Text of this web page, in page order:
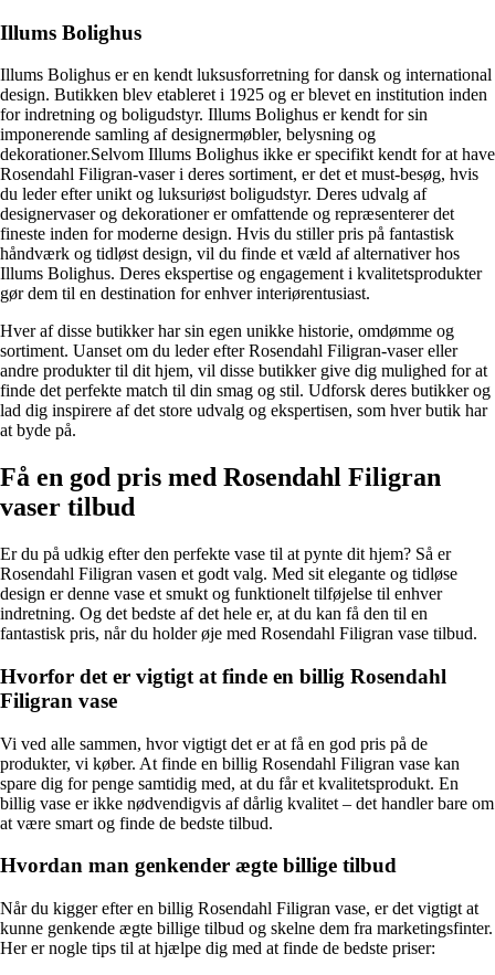
Illums Bolighus
Illums Bolighus er en kendt luksusforretning for dansk og international
design. Butikken blev etableret i 1925 og er blevet en institution inden
for indretning og boligudstyr. Illums Bolighus er kendt for sin
imponerende samling af designermøbler, belysning og
dekorationer.Selvom Illums Bolighus ikke er specifikt kendt for at have
Rosendahl Filigran-vaser i deres sortiment, er det et must-besøg, hvis
du leder efter unikt og luksuriøst boligudstyr. Deres udvalg af
designervaser og dekorationer er omfattende og repræsenterer det
fineste inden for moderne design. Hvis du stiller pris på fantastisk
håndværk og tidløst design, vil du finde et væld af alternativer hos
Illums Bolighus. Deres ekspertise og engagement i kvalitetsprodukter
gør dem til en destination for enhver interiørentusiast.
Hver af disse butikker har sin egen unikke historie, omdømme og
sortiment. Uanset om du leder efter Rosendahl Filigran-vaser eller
andre produkter til dit hjem, vil disse butikker give dig mulighed for at
finde det perfekte match til din smag og stil. Udforsk deres butikker og
lad dig inspirere af det store udvalg og ekspertisen, som hver butik har
at byde på.
Få en god pris med Rosendahl Filigran
vaser tilbud
Er du på udkig efter den perfekte vase til at pynte dit hjem? Så er
Rosendahl Filigran vasen et godt valg. Med sit elegante og tidløse
design er denne vase et smukt og funktionelt tilføjelse til enhver
indretning. Og det bedste af det hele er, at du kan få den til en
fantastisk pris, når du holder øje med Rosendahl Filigran vase tilbud.
Hvorfor det er vigtigt at finde en billig Rosendahl
Filigran vase
Vi ved alle sammen, hvor vigtigt det er at få en god pris på de
produkter, vi køber. At finde en billig Rosendahl Filigran vase kan
spare dig for penge samtidig med, at du får et kvalitetsprodukt. En
billig vase er ikke nødvendigvis af dårlig kvalitet – det handler bare om
at være smart og finde de bedste tilbud.
Hvordan man genkender ægte billige tilbud
Når du kigger efter en billig Rosendahl Filigran vase, er det vigtigt at
kunne genkende ægte billige tilbud og skelne dem fra marketingsfinter.
Her er nogle tips til at hjælpe dig med at finde de bedste priser: